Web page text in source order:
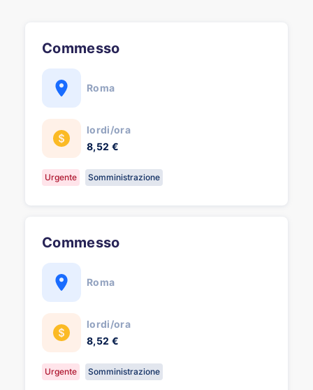
Commesso
Roma
lordi/ora
8,52 €
Urgente Somministrazione
Commesso
Roma
lordi/ora
8,52 €
Urgente Somministrazione